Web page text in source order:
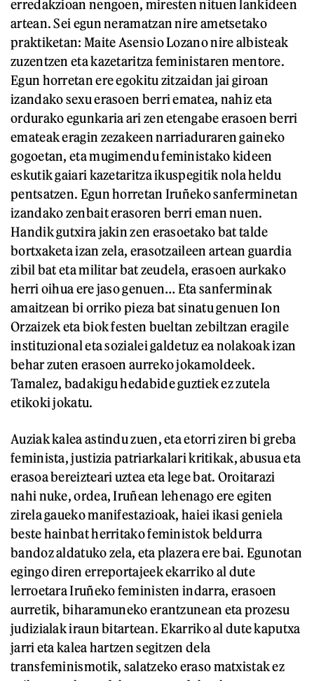
erredakzioan nengoen, miresten nituen lankideen
artean. Sei egun neramatzan nire ametsetako
praktiketan: Maite Asensio Lozano nire albisteak
zuzentzen eta kazetaritza feministaren mentore.
Egun horretan ere egokitu zitzaidan jai giroan
izandako sexu erasoen berri ematea, nahiz eta
ordurako egunkaria ari zen etengabe erasoen berri
emateak eragin zezakeen narriaduraren gaineko
gogoetan, eta mugimendu feministako kideen
eskutik gaiari kazetaritza ikuspegitik nola heldu
pentsatzen. Egun horretan Iruñeko sanferminetan
izandako zenbait erasoren berri eman nuen.
Handik gutxira jakin zen erasoetako bat talde
bortxaketa izan zela, erasotzaileen artean guardia
zibil bat eta militar bat zeudela, erasoen aurkako
herri oihua ere jaso genuen… Eta sanferminak
amaitzean bi orriko pieza bat sinatu genuen Ion
Orzaizek eta biok festen bueltan zebiltzan eragile
instituzional eta sozialei galdetuz ea nolakoak izan
behar zuten erasoen aurreko jokamoldeek.
Tamalez, badakigu hedabide guztiek ez zutela
etikoki jokatu.
Auziak kalea astindu zuen, eta etorri ziren bi greba
feminista, justizia patriarkalari kritikak, abusua eta
erasoa bereizteari uztea eta lege bat. Oroitarazi
nahi nuke, ordea, Iruñean lehenago ere egiten
zirela gaueko manifestazioak, haiei ikasi geniela
beste hainbat herritako feministok beldurra
bandoz aldatuko zela, eta plazera ere bai. Egunotan
egingo diren erreportajeek ekarriko al dute
lerroetara Iruñeko feministen indarra, erasoen
aurretik, biharamuneko erantzunean eta prozesu
judizialak iraun bitartean. Ekarriko al dute kaputxa
jarri eta kalea hartzen segitzen dela
transfeminismotik, salatzeko eraso matxistak ez